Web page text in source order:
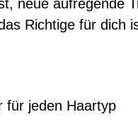
neue aufregende
Richtige für dich